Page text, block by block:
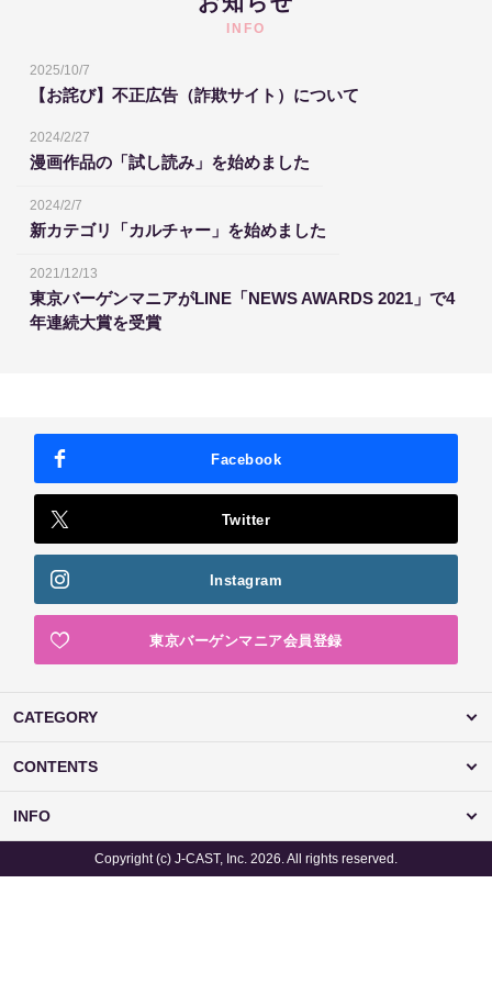
INFO
2025/10/7
【お詫び】不正広告（詐欺サイト）について
2024/2/27
漫画作品の「試し読み」を始めました
2024/2/7
新カテゴリ「カルチャー」を始めました
2021/12/13
東京バーゲンマニアがLINE「NEWS AWARDS 2021」で4
年連続大賞を受賞
Facebook
Twitter
Instagram
東京バーゲンマニア会員登録
CATEGORY
CONTENTS
INFO
Copyright (c) J-CAST, Inc. 2026. All rights reserved.